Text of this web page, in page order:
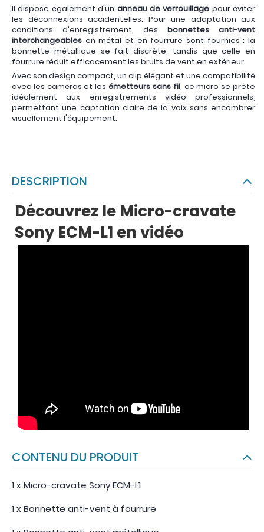
Il dispose également d'un anneau de verrouillage pour éviter
les déconnexions accidentelles. Pour une adaptation aux
conditions d'enregistrement, des bonnettes anti-vent
interchangeables en métal et en fourrure sont fournies : la
bonnette métallique se fait discrète, tandis que celle en
fourrure réduit efficacement les bruits de vent en extérieur.
Avec son design compact, un clip élégant et une compatibilité
avec les caméras et les émetteurs sans fil, ce micro se prête
idéalement aux enregistrements vidéo professionnels,
permettant une captation claire de la voix sans encombrer
visuellement l'équipement.
DESCRIPTION
Découvrez le Micro-cravate
Sony ECM-L1 en vidéo
CONTENU DU PRODUIT
1 x Micro-cravate Sony ECM-L1
1 x Bonnette anti-vent à fourrure